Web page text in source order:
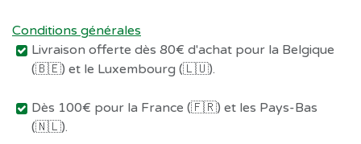
Conditions générales
Livraison offerte dès 80€ d'achat pour la Belgique
(🇧🇪) et le Luxembourg (🇱🇺).
Dès 100€ pour la France (🇫🇷) et les Pays-Bas
(🇳🇱).